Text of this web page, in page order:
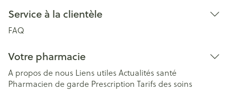
Service à la clientèle
FAQ
Votre pharmacie
A propos de nous Liens utiles Actualités santé
Pharmacien de garde Prescription Tarifs des soins